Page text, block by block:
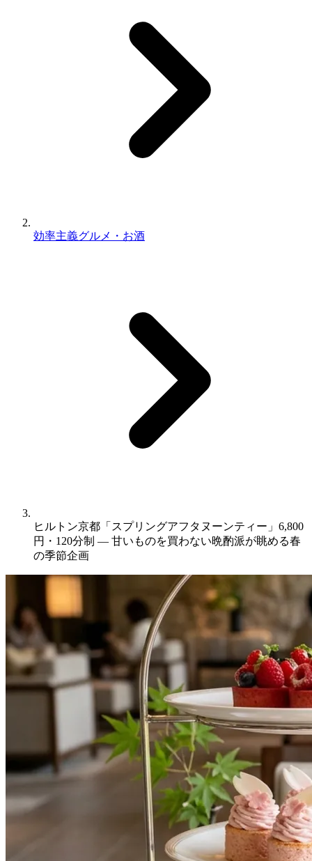
効率主義グルメ・お酒
ヒルトン京都「スプリングアフタヌーンティー」6,800
円・120分制 ― 甘いものを買わない晩酌派が眺める春
の季節企画